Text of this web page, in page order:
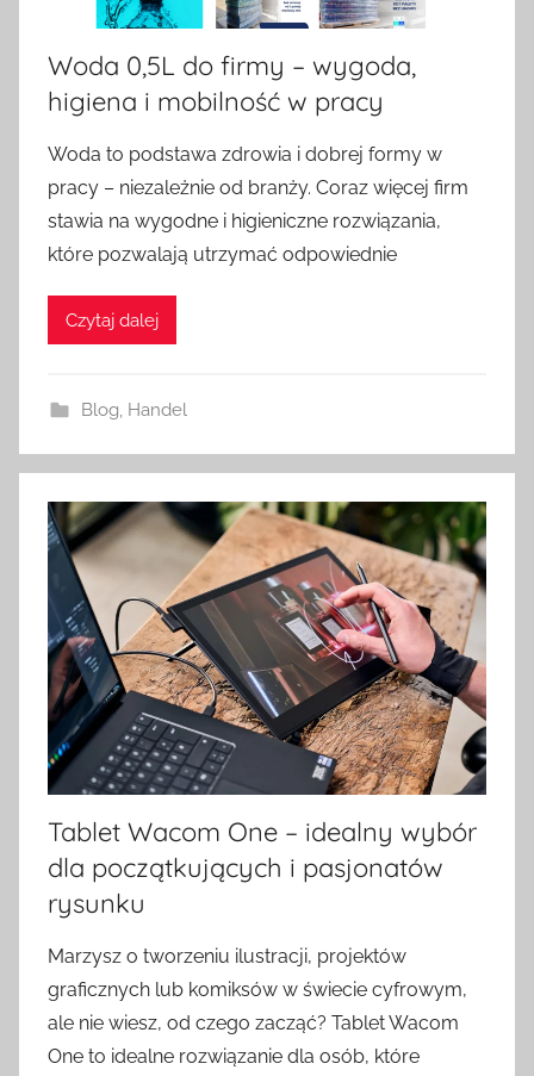
Woda 0,5L do firmy – wygoda,
higiena i mobilność w pracy
Woda to podstawa zdrowia i dobrej formy w
pracy – niezależnie od branży. Coraz więcej firm
stawia na wygodne i higieniczne rozwiązania,
które pozwalają utrzymać odpowiednie
Czytaj dalej
Blog, Handel
Tablet Wacom One – idealny wybór
dla początkujących i pasjonatów
rysunku
Marzysz o tworzeniu ilustracji, projektów
graficznych lub komiksów w świecie cyfrowym,
ale nie wiesz, od czego zacząć? Tablet Wacom
One to idealne rozwiązanie dla osób, które